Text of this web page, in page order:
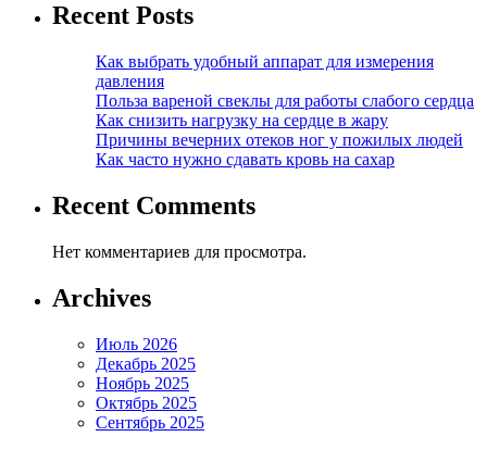
Recent Posts
Как выбрать удобный аппарат для измерения
давления
Польза вареной свеклы для работы слабого сердца
Как снизить нагрузку на сердце в жару
Причины вечерних отеков ног у пожилых людей
Как часто нужно сдавать кровь на сахар
Recent Comments
Нет комментариев для просмотра.
Archives
Июль 2026
Декабрь 2025
Ноябрь 2025
Октябрь 2025
Сентябрь 2025